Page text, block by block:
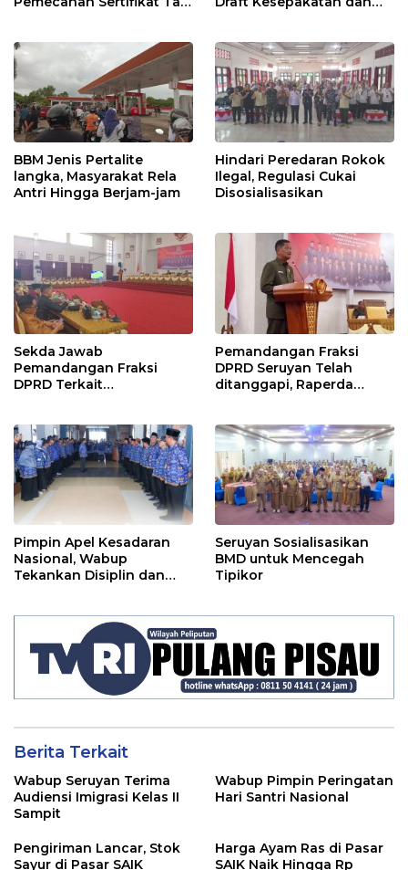
BBM Jenis Pertalite
langka, Masyarakat Rela
Antri Hingga Berjam-jam
Hindari Peredaran Rokok
Ilegal, Regulasi Cukai
Disosialisasikan
Sekda Jawab
Pemandangan Fraksi
DPRD Terkait
2024
Pemandangan Fraksi
DPRD Seruyan Telah
ditanggapi, Raperda
Pimpin Apel Kesadaran
Nasional, Wabup
Tekankan Disiplin dan
Seruyan Sosialisasikan
BMD untuk Mencegah
Tipikor
Berita Terkait
Wabup Seruyan Terima
Audiensi Imigrasi Kelas II
Sampit
Wabup Pimpin Peringatan
Hari Santri Nasional
Pengiriman Lancar, Stok
Sayur di Pasar SAIK
Harga Ayam Ras di Pasar
SAIK Naik Hingga Rp